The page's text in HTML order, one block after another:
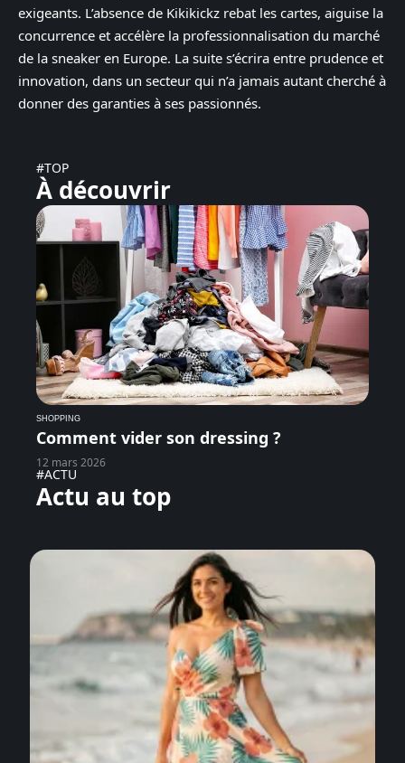
exigeants. L’absence de Kikikickz rebat les cartes, aiguise la
concurrence et accélère la professionnalisation du marché
de la sneaker en Europe. La suite s’écrira entre prudence et
innovation, dans un secteur qui n’a jamais autant cherché à
donner des garanties à ses passionnés.
#TOP
À découvrir
SHOPPING
Comment vider son dressing ?
12 mars 2026
#ACTU
Actu au top